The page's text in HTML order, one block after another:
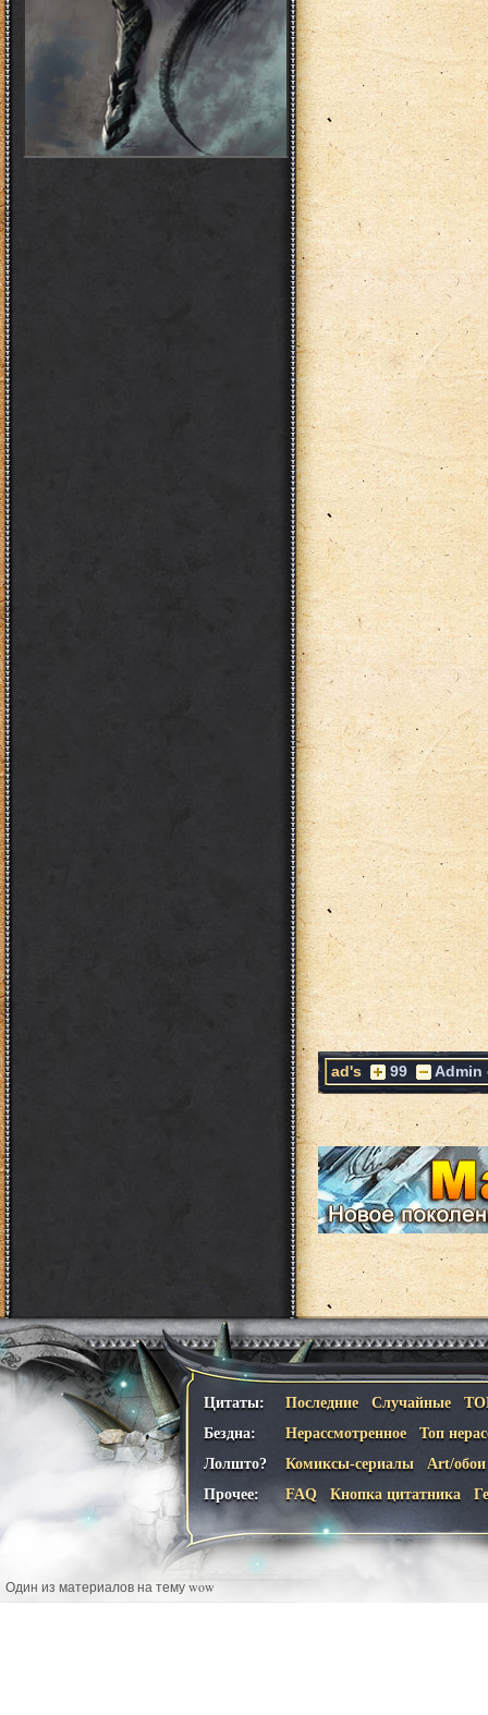
ad's 99 Admin
Цитаты: Последние Случайные
Бездна:
Нерассмотренное
Топ
Лолшто?
Комиксы-сериалы
Art/обои
Прочее:
FAQ Кнопка цитатника
Один из материалов на тему wow